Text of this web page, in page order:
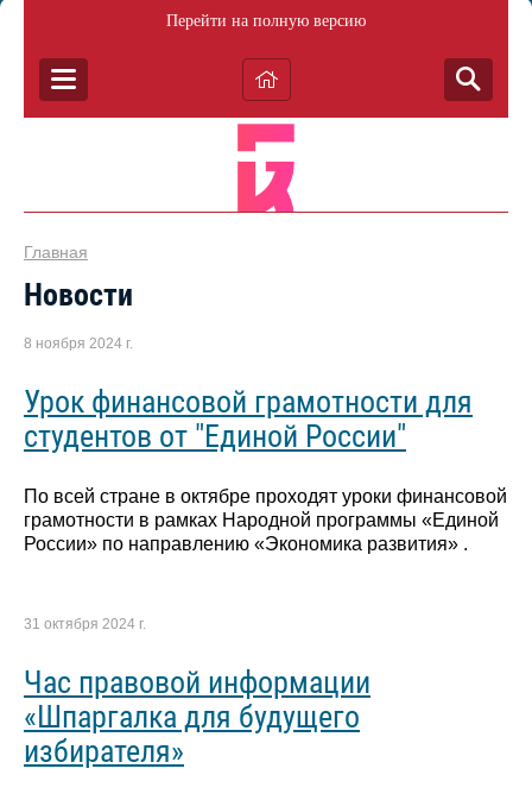
Перейти на полную версию
Главная
Новости
8 ноября 2024 г.
Урок финансовой грамотности для
студентов от "Единой России"
По всей стране в октябре проходят уроки финансовой
грамотности в рамках Народной программы «Единой
России» по направлению «Экономика развития» .
31 октября 2024 г.
Час правовой информации
«Шпаргалка для будущего
избирателя»